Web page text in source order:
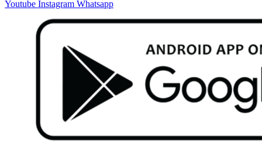
Youtube Instagram Whatsapp